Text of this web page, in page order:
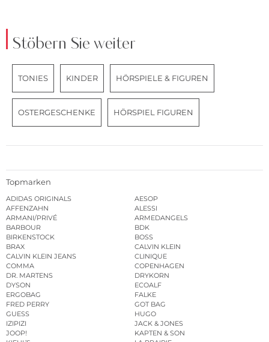
Stöbern Sie weiter
TONIES KINDER HÖRSPIELE & FIGUREN
OSTERGESCHENKE HÖRSPIEL FIGUREN
Topmarken
ADIDAS ORIGINALS
AESOP
AFFENZAHN
ALESSI
ARMANI/PRIVÉ
ARMEDANGELS
BARBOUR
BDK
BIRKENSTOCK
BOSS
BRAX
CALVIN KLEIN
CALVIN KLEIN JEANS
CLINIQUE
COMMA
COPENHAGEN
DR. MARTENS
DRYKORN
DYSON
ECOALF
ERGOBAG
FALKE
FRED PERRY
GOT BAG
GUESS
HUGO
IZIPIZI
JACK & JONES
JOOP!
KAPTEN & SON